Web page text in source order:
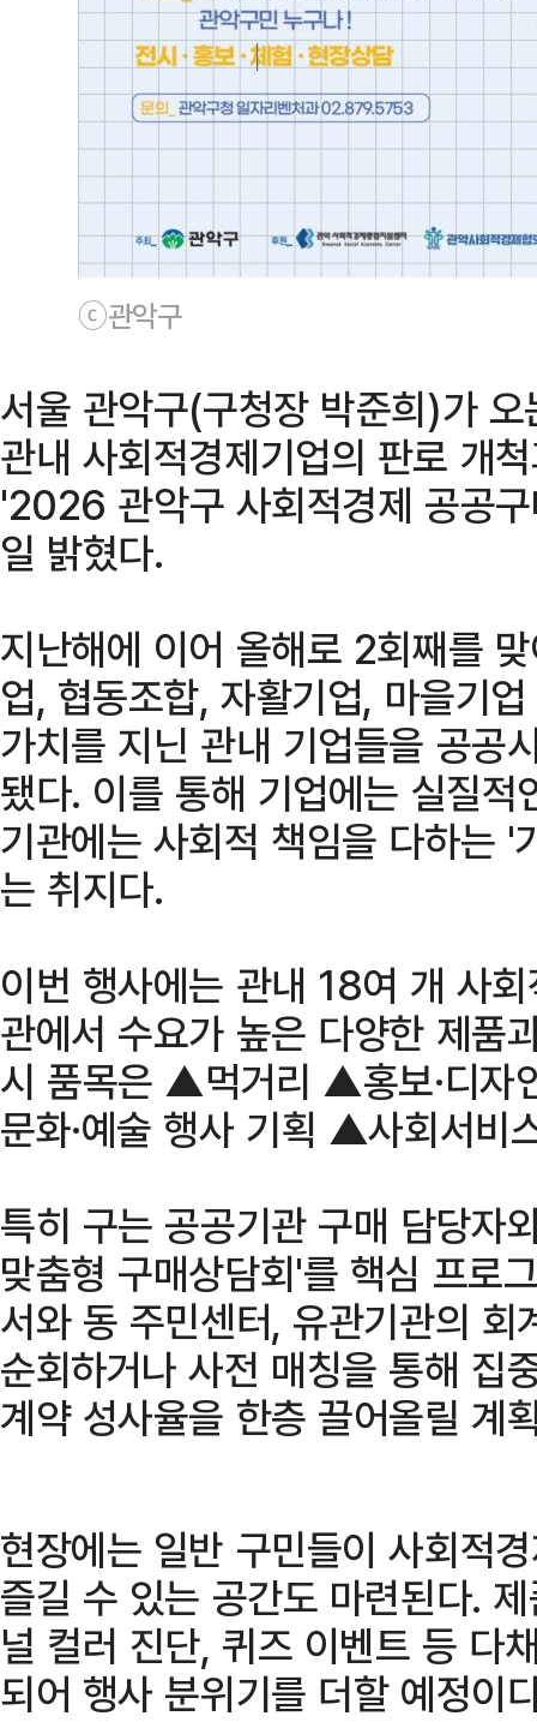
ⓒ관악구
서울 관악구(구청장 박준희)가
관내 사회적경제기업의 판로 개
'2026 관악구 사회적경제 공공
일 밝혔다.
지난해에 이어 올해로 2회째를
업, 협동조합, 자활기업, 마을기
가치를 지닌 관내 기업들을 공공
됐다. 이를 통해 기업에는 실질
기관에는 사회적 책임을 다하는 '
는 취지다.
이번 행사에는 관내 18여 개 사
관에서 수요가 높은 다양한 제품
시 품목은 ▲먹거리 ▲홍보·디자
문화·예술 행사 기획 ▲사회서비
특히 구는 공공기관 구매 담당자
맞춤형 구매상담회'를 핵심 프로
서와 동 주민센터, 유관기관의 회
순회하거나 사전 매칭을 통해 집
계약 성사율을 한층 끌어올릴 계
현장에는 일반 구민들이 사회적
즐길 수 있는 공간도 마련된다.
널 컬러 진단, 퀴즈 이벤트 등 다
되어 행사 분위기를 더할 예정이